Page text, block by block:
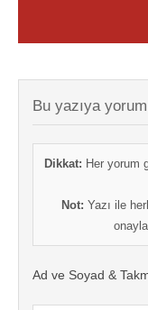
Bu yazıya
Dikkat: Her yorum
Not: Yazı ile
Ad ve Soyad &